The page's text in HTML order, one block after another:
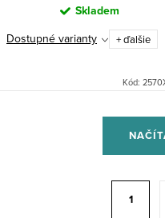
Skladem
Dostupné varianty + ďalšie
Kód:
1